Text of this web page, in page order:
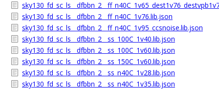
sky130_fd_sc_ls__dfbbn_2__ff_n40C_1v76.lib.json
sky130_fd_sc_ls__dfbbn_2__ff_n40C_1v95_ccsnoise.lib.json
sky130_fd_sc_ls__dfbbn_2__ss_100C_1v40.lib.json
sky130_fd_sc_ls__dfbbn_2__ss_100C_1v60.lib.json
sky130_fd_sc_ls__dfbbn_2__ss_150C_1v60.lib.json
sky130_fd_sc_ls__dfbbn_2__ss_n40C_1v28.lib.json
sky130_fd_sc_ls__dfbbn_2__ss_n40C_1v35.lib.json